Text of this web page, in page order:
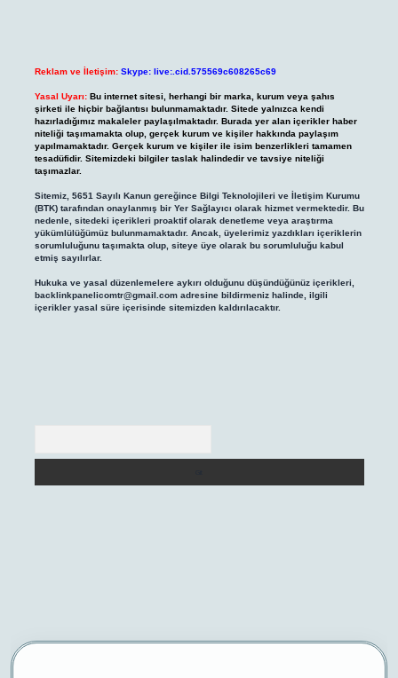
Reklam ve İletişim: Skype: live:.cid.575569c608265c69
Yasal Uyarı: Bu internet sitesi, herhangi bir marka, kurum veya şahıs
şirketi ile hiçbir bağlantısı bulunmamaktadır. Sitede yalnızca kendi
hazırladığımız makaleler paylaşılmaktadır. Burada yer alan içerikler haber
niteliği taşımamakta olup, gerçek kurum ve kişiler hakkında paylaşım
yapılmamaktadır. Gerçek kurum ve kişiler ile isim benzerlikleri tamamen
tesadüfidir. Sitemizdeki bilgiler taslak halindedir ve tavsiye niteliği
taşımazlar.
Sitemiz, 5651 Sayılı Kanun gereğince Bilgi Teknolojileri ve İletişim Kurumu
(BTK) tarafından onaylanmış bir Yer Sağlayıcı olarak hizmet vermektedir. Bu
nedenle, sitedeki içerikleri proaktif olarak denetleme veya araştırma
yükümlülüğümüz bulunmamaktadır. Ancak, üyelerimiz yazdıkları içeriklerin
sorumluluğunu taşımakta olup, siteye üye olarak bu sorumluluğu kabul
etmiş sayılırlar.
Hukuka ve yasal düzenlemelere aykırı olduğunu düşündüğünüz içerikleri,
backlinkpanelicomtr@gmail.comadresine bildirmeniz halinde, ilgili
içerikler yasal süre içerisinde sitemizden kaldırılacaktır.